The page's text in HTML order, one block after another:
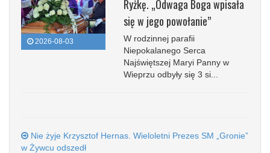
2026-08-03
Ryżkę. „Odwaga Boga wpisała
się w jego powołanie”
W rodzinnej parafii
Niepokalanego Serca
Najświętszej Maryi Panny w
Wieprzu odbyły się 3 si...
Nie żyje Krzysztof Hernas. Wieloletni Prezes SM „Gronie”
w Żywcu odszedł